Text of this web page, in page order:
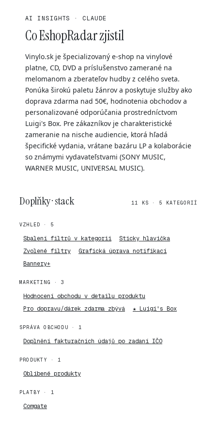
AI INSIGHTS · CLAUDE
Co EshopRadar zjistil
Vinylo.sk je špecializovaný e-shop na vinylové
platne, CD, DVD a príslušenstvo zamerané na
melomanom a zberateľov hudby z celého sveta.
Ponúka širokú paletu žánrov a poskytuje služby ako
doprava zdarma nad 50€, hodnotenia obchodov a
personalizované odporúčania prostredníctvom
Luigi's Box. Pre zákazníkov je charakteristické
zameranie na nische audiencie, ktorá hľadá
špecifické vydania, vrátane bazáru LP a kolaborácie
so známymi vydavateľstvami (SONY MUSIC,
WARNER MUSIC, UNIVERSAL MUSIC).
Doplňky · stack 11 KS · 5 KATEGORIÍ
VZHLED · 5
Sbalení filtrů v kategorii
Sticky hlavička
Zvolené filtry
Grafická úprava notifikací
Bannery+
MARKETING · 3
Hodnocení obchodu v detailu produktu
Pro dopravu/dárek zdarma zbývá
★ Luigi's Box
SPRÁVA OBCHODU · 1
Doplnění fakturačních údajů po zadaní IČO
PRODUKTY · 1
Oblíbené produkty
PLATBY · 1
Comgate